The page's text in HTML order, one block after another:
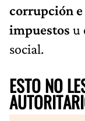
corrupción
impuestos u
social.
ESTO NO